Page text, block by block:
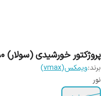
پروژکتور خورشیدی (سولار) 280 وات ویمکس
برند:ویمکس(vmax)
نور